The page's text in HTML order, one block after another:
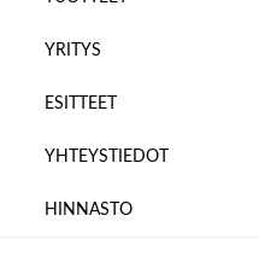
YRITYS
ESITTEET
YHTEYSTIEDOT
HINNASTO